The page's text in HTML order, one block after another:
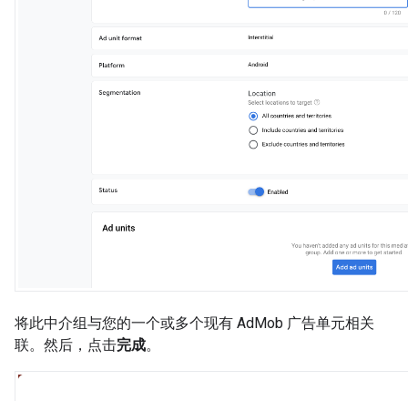
将此中介组与您的一个或多个现有 AdMob 广告单元相关
联。然后，点击完成。